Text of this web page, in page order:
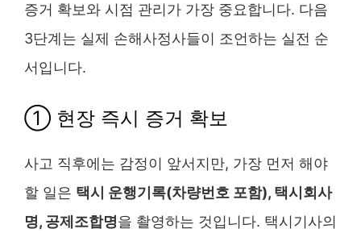
증거 확보와 시점 관리가 가장 중요합니다. 다음
3단계는 실제 손해사정사들이 조언하는 실전 순
서입니다.
① 현장 즉시 증거 확보
사고 직후에는 감정이 앞서지만, 가장 먼저 해야
할 일은 택시 운행기록(차량번호 포함), 택시회사
명, 공제조합명을 촬영하는 것입니다. 택시기사의